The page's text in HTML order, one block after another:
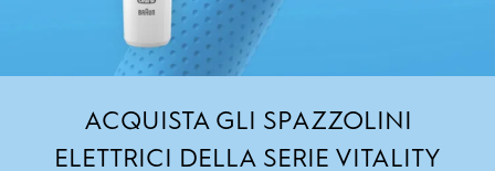
ACQUISTA GLI SPAZZOLINI
ELETTRICI DELLA SERIE VITALITY